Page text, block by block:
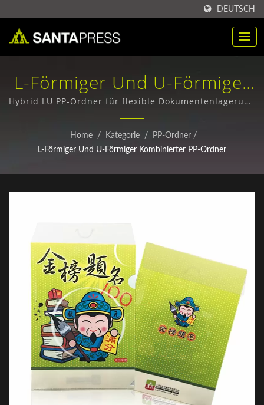
DEUTSCH
L-Förmiger Und U-Förmiger
Kombinierter PP-Ordner /
Nachhaltige
Kraftpapierboxenlieferanten
Für Unternehmen | Santa
Press Co., Ltd.
Hybrid LU PP-Ordner für flexible Dokumentenlagerung
/ Umweltfreundliche Papierverpackungsboxen -
Individuelle Designs & Großbestellungen
Home / Kategorie / PP-Ordner /
L-Förmiger Und U-Förmiger Kombinierter PP-Ordner